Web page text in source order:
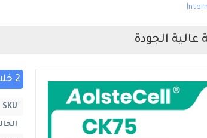
2 خلايا
SKU